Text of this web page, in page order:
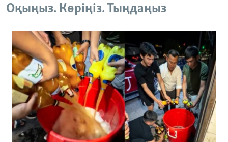
ЖАЗЫЛЫҢЫЗ
Басқа тілдерде
Оқыңыз. Көріңіз. Тыңдаңыз